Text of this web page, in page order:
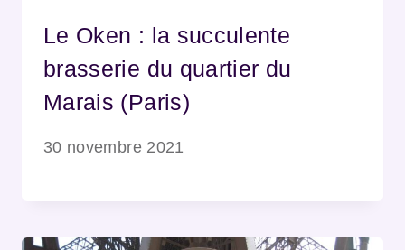
Le Oken : la succulente
brasserie du quartier du
Marais (Paris)
30 novembre 2021